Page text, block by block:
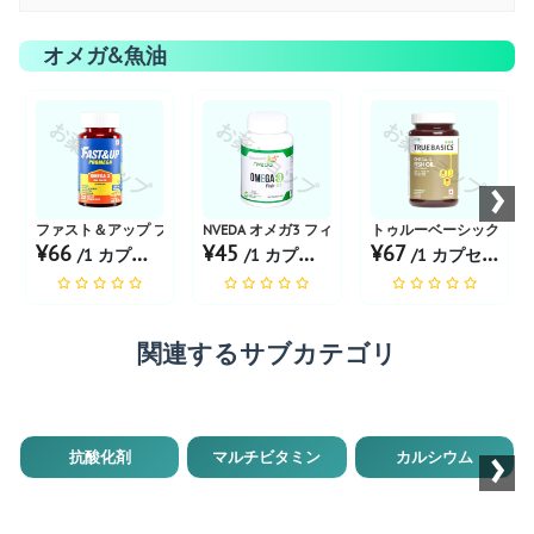
オメガ&魚油
お薬ショップ
ファスト＆アップ プロメガ オメガ3リッチフィッシュオイル
¥66 /1 カプセル あたり
お薬ショップ
NVEDA オメガ3 フィッシュオイル
¥45/1 カプセル あたり
お薬ショップ
トゥルーベーシックス
¥67 /1 カプセル あたり
›
関連するサブカテゴリ
抗酸化剤 マルチビタミン カルシウム ›